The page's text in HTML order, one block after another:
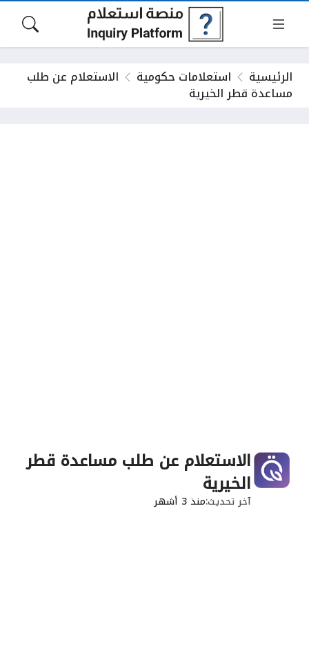
الرئيسية استعلامات حكومية الاستعلام عن طلب
مساعدة قطر الخيرية
الاستعلام عن طلب مساعدة قطر
الخيرية
آخر تحديثمنذ 3 أشهر